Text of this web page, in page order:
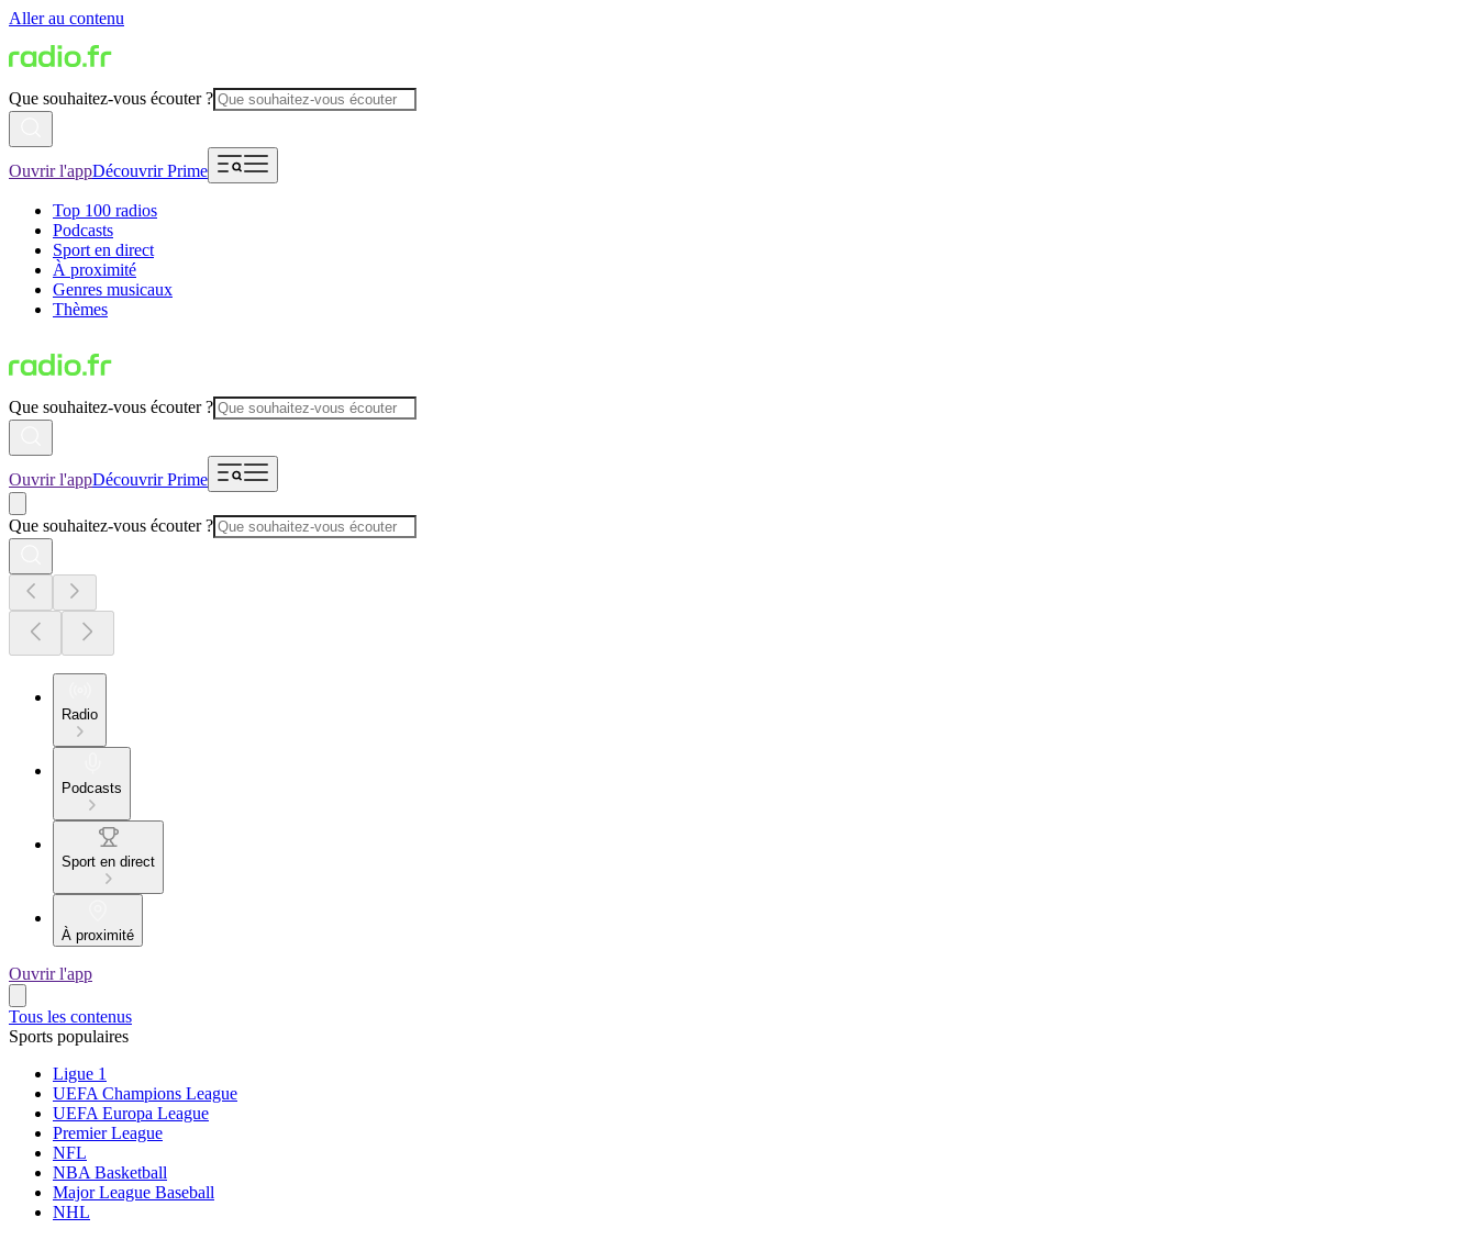
Aller au contenu
Que souhaitez-vous écouter ?
Ouvrir l'appDécouvrir Prime
Top 100 radios
Podcasts
Sport en direct
À proximité
Genres musicaux
Thèmes
Que souhaitez-vous écouter ?
Ouvrir l'appDécouvrir Prime
Que souhaitez-vous écouter ?
Radio
Podcasts
Sport en direct
À proximité
Ouvrir l'app
Tous les contenus
Sports populaires
Ligue 1
UEFA Champions League
UEFA Europa League
Premier League
NFL
NBA Basketball
Major League Baseball
NHL